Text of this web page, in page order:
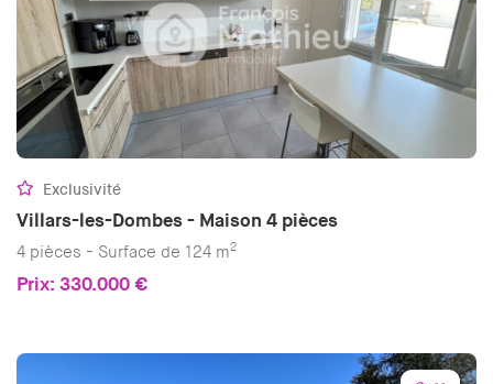
Exclusivité
Villars-les-Dombes - Maison 4 pièces
4 pièces - Surface de 124 m2
Prix: 330.000 €